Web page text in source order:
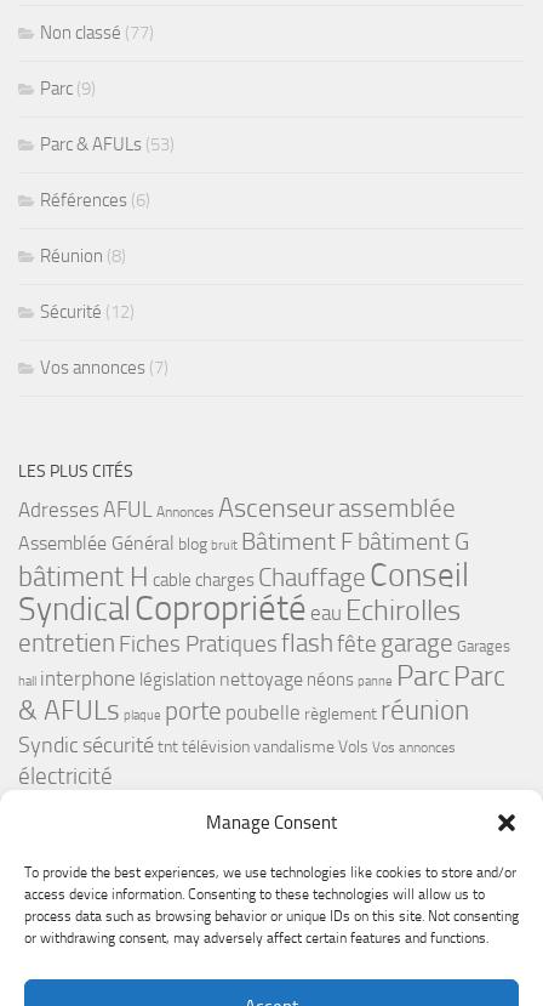
Manage Consent
To provide the best experiences, we use technologies like cookies to store and/or
access device information. Consenting to these technologies will allow us to
process data such as browsing behavior or unique IDs on this site. Not consenting
or withdrawing consent, may adversely affect certain features and functions.
Non classé (77)
Parc (9)
Parc & AFULs (53)
Références (6)
Réunion (8)
Sécurité (12)
Vos annonces (7)
LES PLUS CITÉS
Adresses AFUL Annonces Ascenseurassemblée
Assemblée Général blog bruit Bâtiment F bâtiment G
bâtiment H cable charges Chauffage Conseil
Syndical Copropriété eau Echirolles
entretien Fiches Pratiquesflashfête garage Garages
hall interphone législation nettoyage néons panne ParcParc
& AFULs plaque porte poubelle règlement réunion
Syndic sécurité tnttélévisionvandalismeVols Vos annonces
électricité